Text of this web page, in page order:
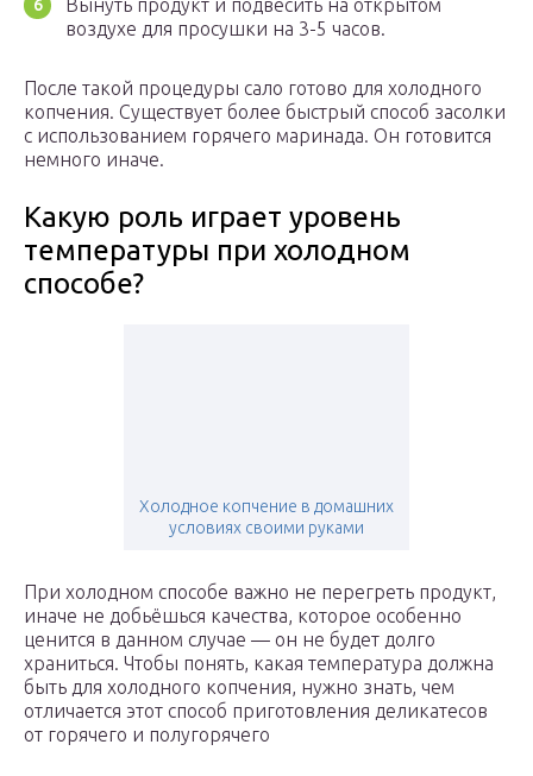
Вынуть продукт и подвесить на открытом
воздухе для просушки на 3-5 часов.
После такой процедуры сало готово для холодного
копчения. Существует более быстрый способ засолки
с использованием горячего маринада. Он готовится
немного иначе.
Какую роль играет уровень
температуры при холодном
способе?
Холодное копчение в домашних
условиях своими руками
При холодном способе важно не перегреть продукт,
иначе не добьёшься качества, которое особенно
ценится в данном случае — он не будет долго
храниться. Чтобы понять, какая температура должна
быть для холодного копчения, нужно знать, чем
отличается этот способ приготовления деликатесов
от горячего и полугорячего